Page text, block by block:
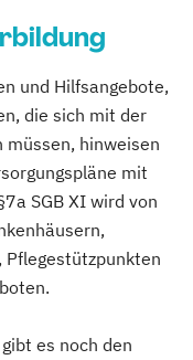
in der
und Hilfsangebote,
die sich mit der
müssen, hinweisen
mit
SGB XI wird von
Pflegestützpunkten
es noch den